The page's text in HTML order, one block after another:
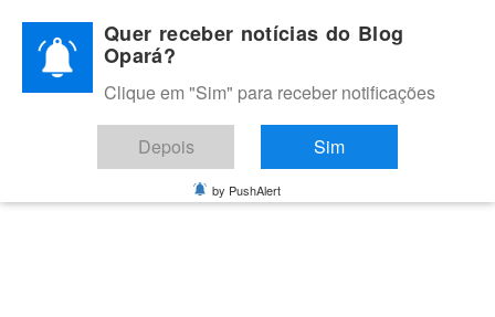
content
BLOG OPARÁ
Melhores notícias de Juazeiro, Petrolina e do Vale do São
Francisco
Quer receber notícias do Blog
Opará?
Clique em "Sim" para receber notificações
Depois Sim
by PushAlert